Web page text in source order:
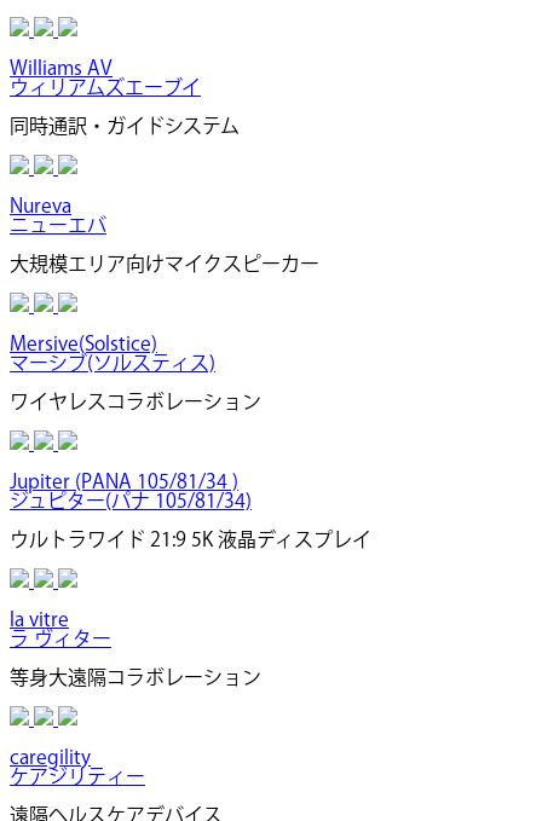
Williams AV
ウィリアムズエーブイ
同時通訳・ガイドシステム
Nureva
ニューエバ
大規模エリア向けマイクスピーカー
Mersive(Solstice)
マーシブ(ソルスティス)
ワイヤレスコラボレーション
Jupiter (PANA 105/81/34 )
ジュピター(パナ 105/81/34)
ウルトラワイド 21:9 5K 液晶ディスプレイ
la vitre
ラ ヴィター
等身大遠隔コラボレーション
caregility
ケアジリティー
遠隔ヘルスケアデバイス